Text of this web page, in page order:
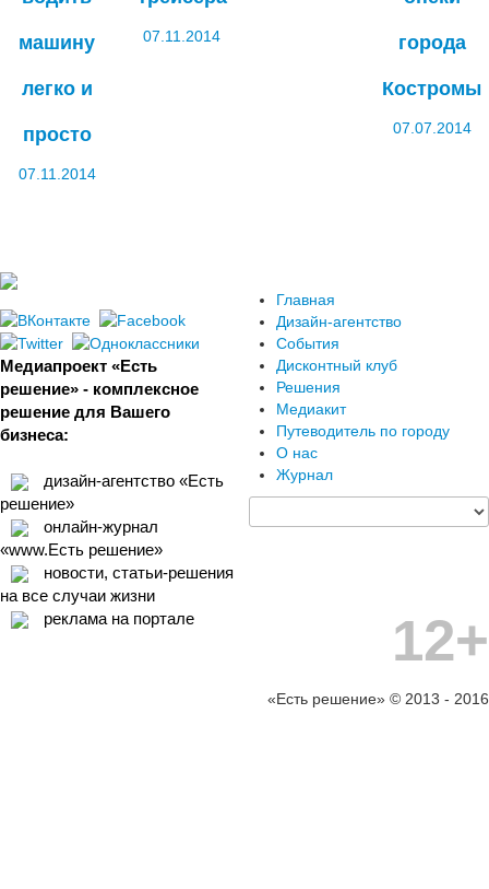
машину
легко и
просто
07.11.2014
07.11.2014 города
Костромы
07.07.2014
Медиапроект «Есть
решение» - комплексное
решение для Вашего
бизнеса:
дизайн-агентство «Есть
решение»
онлайн-журнал
«www.Есть решение»
новости, статьи-решения
на все случаи жизни
реклама на портале
Главная
Дизайн-агентство
События
Дисконтный клуб
Решения
Медиакит
Путеводитель по городу
О нас
Журнал
12+
«Есть решение» © 2013 - 2016